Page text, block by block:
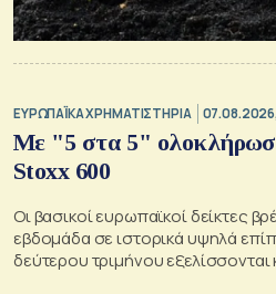
ΕΥΡΩΠΑΪΚΑ ΧΡΗΜΑΤΙΣΤΗΡΙΑ
Με "5 στα 5"
Stoxx 600
Οι βασικοί ευρωπαϊκοί δείκτες
εβδομάδα σε ιστορικά υψηλά
δεύτερου τριμήνου